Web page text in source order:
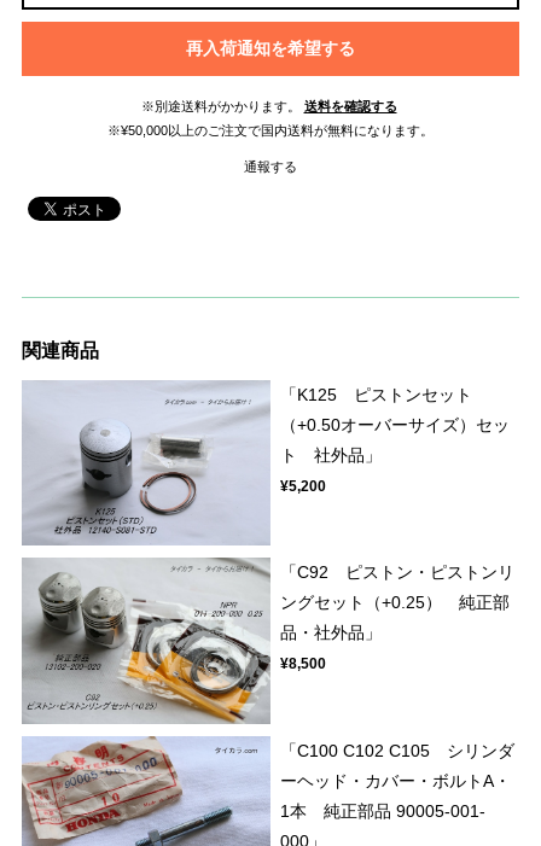
再入荷通知を希望する
※別途送料がかかります。
送料を確認する
※¥50,000以上のご注文で国内送料が無料になります。
通報する
関連商品
「K125 ピストンセット
（+0.50オーバーサイズ）セッ
ト 社外品」
¥5,200
「C92 ピストン・ピストンリ
ングセット（+0.25） 純正部
品・社外品」
¥8,500
「C100 C102 C105 シリンダ
ーヘッド・カバー・ボルトA・
1本 純正部品 90005-001-
000」